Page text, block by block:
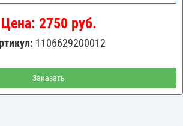
Цена: 2750 руб.
1106629200012
Заказать